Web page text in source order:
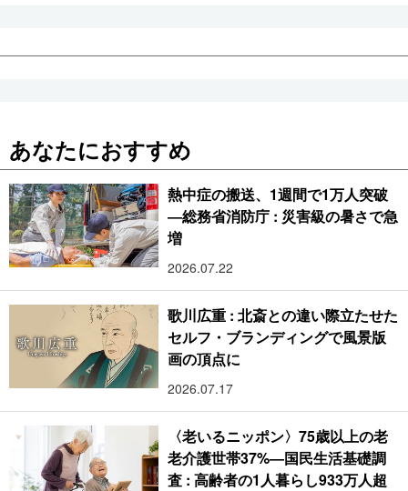
あなたにおすすめ
熱中症の搬送、1週間で1万人突破
―総務省消防庁 : 災害級の暑さで急
増
2026.07.22
歌川広重 : 北斎との違い際立たせた
セルフ・ブランディングで風景版
画の頂点に
2026.07.17
〈老いるニッポン〉75歳以上の老
老介護世帯37%―国民生活基礎調
査 : 高齢者の1人暮らし933万人超